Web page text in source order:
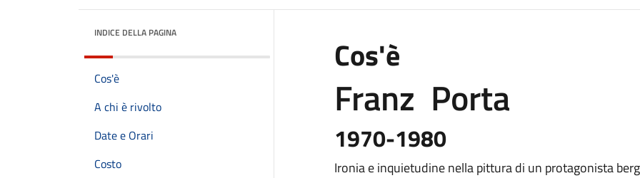
INDICE DELLA PAGINA
Cos'è
A chi è rivolto
Date e Orari
Costo
Cos'è
Franz Porta
1970-1980
Ironia e inquietudine nella pitturadi un protagonista